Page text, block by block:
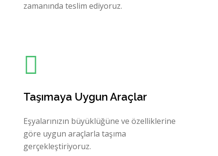
zamanında teslim ediyoruz.
Taşımaya Uygun Araçlar
Eşyalarınızın büyüklüğüne ve özelliklerine
göre uygun araçlarla taşıma
gerçekleştiriyoruz.